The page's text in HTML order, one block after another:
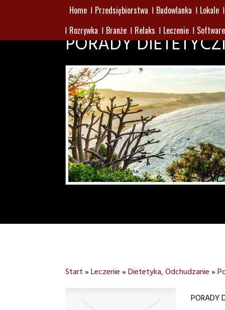
Home Przedsiębiorstwa Budowlanka
Lokale
Rozrywka
Branże Relaks Leczenie Software
PORADY
Start»Leczenie»Dietetyka, Odchudzanie»
PORADY